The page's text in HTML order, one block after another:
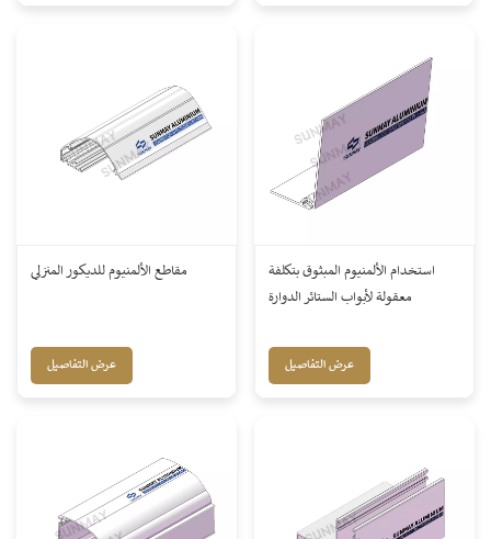
مقاطع الألمنيوم للديكور المنزلي
عرض التفاصيل
استخدام الألمنيوم المبثوق بتكلفة
معقولة لأبواب الستائر الدوارة
عرض التفاصيل